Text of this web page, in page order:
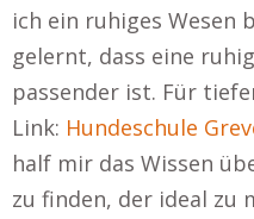
ich ein ruhiges Wesen
gelernt, dass eine
passender ist. Für
Link: Hundeschule
half mir das Wissen
zu finden, der ideal zu